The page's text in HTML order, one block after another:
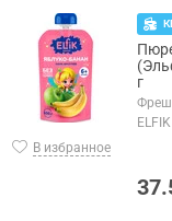
В избранное
г
Фреш